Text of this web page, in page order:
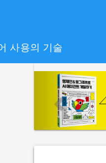
사용의 기술
p
r
e
v
i
o